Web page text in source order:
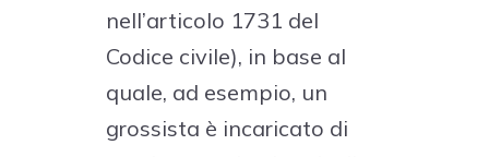
nell’articolo 1731 del
Codice civile), in base al
quale, ad esempio, un
grossista è incaricato di